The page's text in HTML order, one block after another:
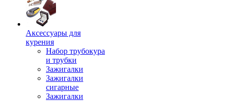
Аксессуары для
курения
Набор трубокура
и трубки
Зажигалки
Зажигалки
сигарные
Зажигалки